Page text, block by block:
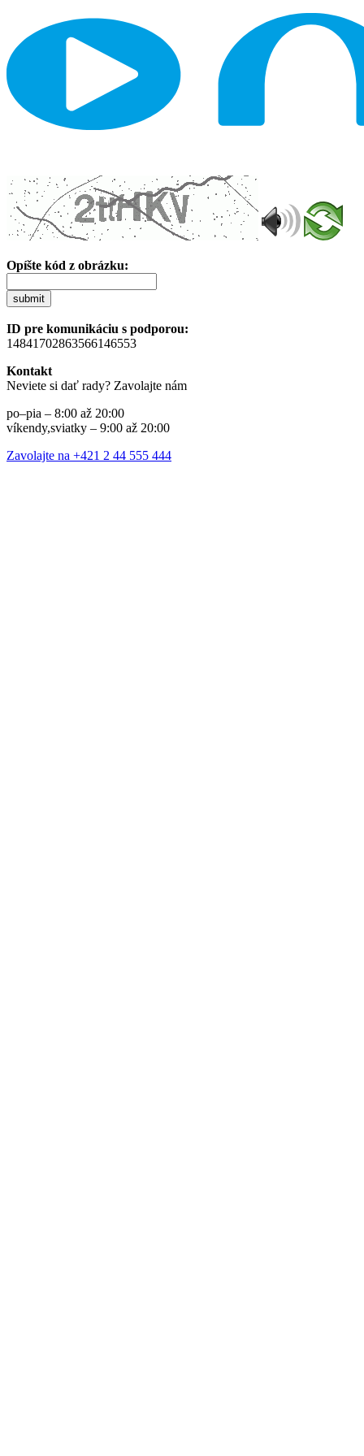
Opíšte kód z obrázku:
submit
ID pre komunikáciu s podporou:
14841702863566146553
Kontakt
Neviete si dať rady? Zavolajte nám
po–pia – 8:00 až 20:00
víkendy,sviatky – 9:00 až 20:00
Zavolajte na +421 2 44 555 444